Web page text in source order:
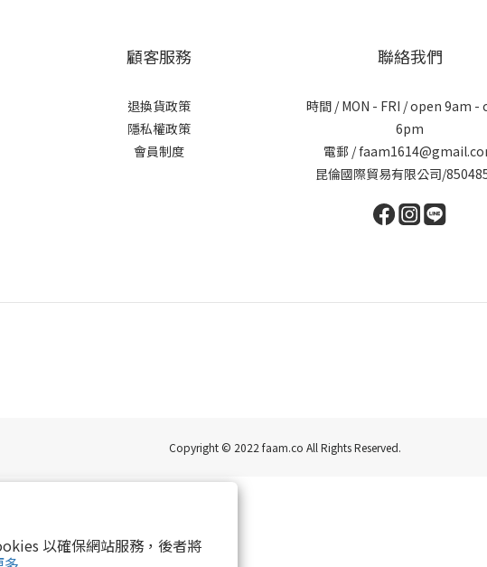
以確保網站服務，後者將
顧客服務
退換貨政策
隱私權政策
會員制度
聯絡我們
時間 / MON - FRI / open 9am -
6pm
電郵 /
昆倫國際貿易有限公司/
Copyright © 2022 faam.co All Rights Reserved.